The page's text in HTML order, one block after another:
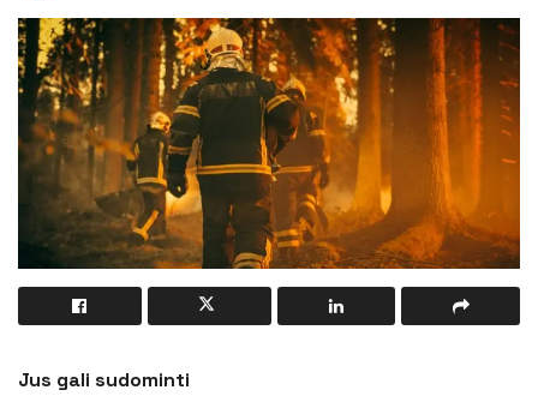
Jus gali sudominti